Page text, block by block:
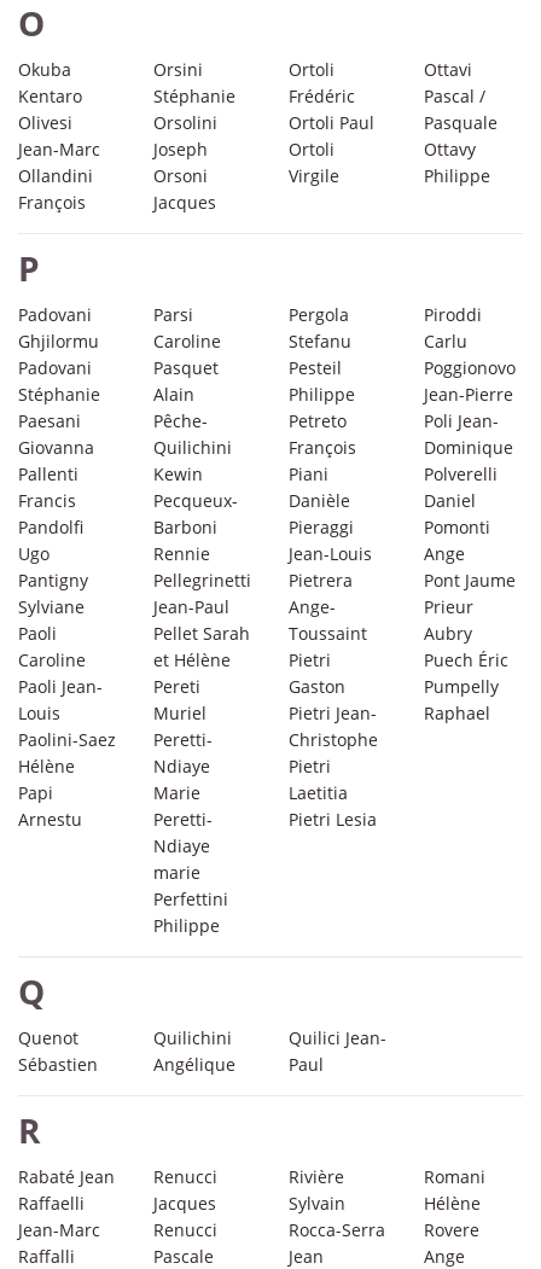
O
Okuba
Kentaro
Olivesi
Jean-Marc
Ollandini
François
Orsini
Stéphanie
Orsolini
Joseph
Orsoni
Jacques
Ortoli
Frédéric
Ortoli Paul
Ortoli
Virgile
Ottavi
Pascal /
Pasquale
Ottavy
Philippe
P
Padovani
Ghjilormu
Padovani
Stéphanie
Paesani
Giovanna
Pallenti
Francis
Pandolfi
Ugo
Pantigny
Sylviane
Paoli
Caroline
Paoli Jean-
Louis
Paolini-Saez
Hélène
Papi
Arnestu
Parsi
Caroline
Pasquet
Alain
Pêche-
Quilichini
Kewin
Pecqueux-
Barboni
Rennie
Pellegrinetti
Jean-Paul
Pellet Sarah
et Hélène
Pereti
Muriel
Peretti-
Ndiaye
Marie
Peretti-
Ndiaye
marie
Perfettini
Philippe
Pergola
Stefanu
Pesteil
Philippe
Petreto
François
Piani
Danièle
Pieraggi
Jean-Louis
Pietrera
Ange-
Toussaint
Pietri
Gaston
Pietri Jean-
Christophe
Pietri
Laetitia
Pietri Lesia
Piroddi
Carlu
Poggionovo
Jean-Pierre
Poli Jean-
Dominique
Polverelli
Daniel
Pomonti
Ange
Pont Jaume
Prieur
Aubry
Puech Éric
Pumpelly
Raphael
Q
Quenot
Sébastien
Quilichini
Angélique
Quilici Jean-
Paul
R
Rabaté Jean
Raffaelli
Jean-Marc
Raffalli
Renucci
Jacques
Renucci
Pascale
Rivière
Sylvain
Rocca-Serra
Jean
Romani
Hélène
Rovere
Ange